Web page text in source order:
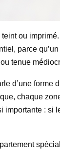
ou
parce
tenue
d’une forme
chaque
: